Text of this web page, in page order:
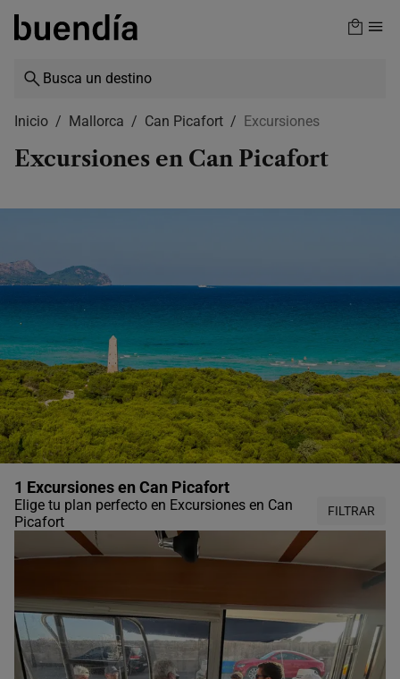
Skip
content
Inicio Mallorca Can Picafort Excursiones
Excursiones en Can Picafort
1 Excursiones en Can Picafort
Elige tu plan perfecto en Excursiones en Can
Picafort
FILTRAR